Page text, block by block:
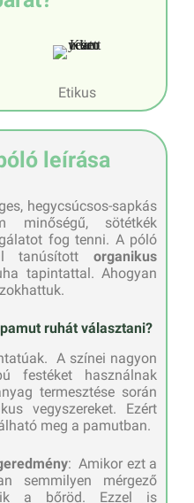
Etikus
leírása
hegycsúcsos-sapkás
minőségű, sötétkék
fog tenni. A póló
tanúsított organikus
tapintattal. Ahogyan
ruhát választani?
A színei nagyon
festéket használnak
termesztése során
vegyszereket. Ezért
meg a pamutban.
: Amikor ezt a
semmilyen mérgező
a bőröd. Ezzel is